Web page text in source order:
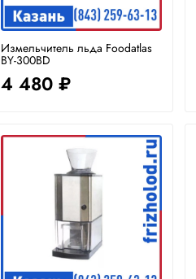
Измельчитель льда Foodatlas
BY-300BD
4 480 ₽